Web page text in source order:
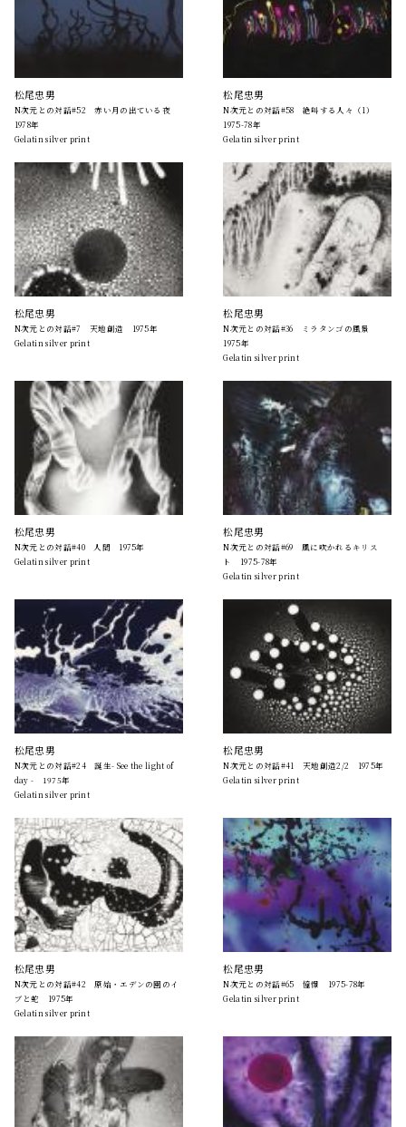
松尾忠男
N次元との対話#52 赤い月の出ている夜
1978年
Gelatin silver print
松尾忠男
N次元との対話#58 絶叫する人々（1）
1975-78年
Gelatin silver print
松尾忠男
N次元との対話#7 天地創造 1975年
Gelatin silver print
松尾忠男
N次元との対話#36 ミラタンゴの風景
1975年
Gelatin silver print
松尾忠男
N次元との対話#40 人間 1975年
Gelatin silver print
松尾忠男
N次元との対話#69 風に吹かれるキリス
ト 1975-78年
Gelatin silver print
松尾忠男
N次元との対話#24 誕生- See the light of
day - 1975年
Gelatin silver print
松尾忠男
N次元との対話#41 天地創造2/2 1975年
Gelatin silver print
松尾忠男
N次元との対話#42 原始・エデンの園のイ
ブと蛇 1975年
Gelatin silver print
松尾忠男
N次元との対話#65 憧憬 1975-78年
Gelatin silver print